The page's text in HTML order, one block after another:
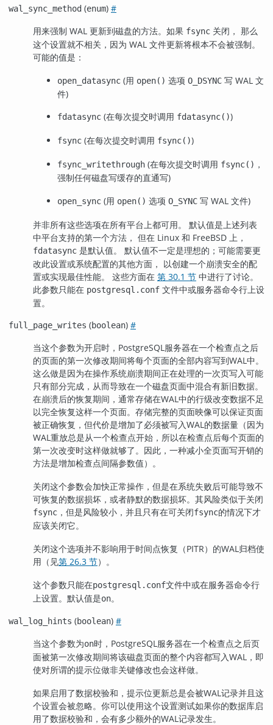
wal_sync_method (enum) #
用来强制 WAL 更新到磁盘的方法。如果 fsync 关闭， 那么
这个设置就不相关，因为 WAL 文件更新将根本不会被强制。
可能的值是：
open_datasync (用 open() 选项 O_DSYNC 写 WAL 文
件)
fdatasync (在每次提交时调用 fdatasync())
fsync (在每次提交时调用 fsync())
fsync_writethrough (在每次提交时调用 fsync() ，
强制任何磁盘写缓存的直通写)
open_sync (用 open() 选项 O_SYNC 写 WAL 文件)
并非所有这些选项在所有平台上都可用。 默认值是上述列表
中平台支持的第一个方法， 但在 Linux 和 FreeBSD 上，
fdatasync 是默认值。 默认值不一定是理想的；可能需要更
改此设置或系统配置的其他方面， 以创建一个崩溃安全的配
置或实现最佳性能。 这些方面在 第 30.1 节 中进行了讨论。
此参数只能在 postgresql.conf 文件中或服务器命令行上设
置。
full_page_writes (boolean) #
当这个参数为开启时， PostgreSQL服务器在一个检查点之后
的页面的第一次修改期间将每个页面的全部内容写到WAL中。
这么做是因为在操作系统崩溃期间正在处理的一次页写入可能
只有部分完成，从而导致在一个磁盘页面中混合有新旧数据。
在崩溃后的恢复期间，通常存储在WAL中的行级改变数据不足
以完全恢复这样一个页面。存储完整的页面映像可以保证页面
被正确恢复，但代价是增加了必须被写入WAL的数据量（因为
WAL重放总是从一个检查点开始，所以在检查点后每个页面的
第一次改变时这样做就够了。因此，一种减小全页面写开销的
方法是增加检查点间隔参数值）。
关闭这个参数会加快正常操作，但是在系统失败后可能导致不
可恢复的数据损坏，或者静默的数据损坏。其风险类似于关闭
fsync ，但是风险较小，并且只有在可关闭fsync的情况下才
应该关闭它。
关闭这个选项并不影响用于时间点恢复（PITR）的WAL归档使
用（见第 26.3 节）。
这个参数只能在postgresql.conf文件中或在服务器命令行
上设置。默认值是on。
wal_log_hints (boolean) #
当这个参数为on时， PostgreSQL服务器在一个检查点之后页
面被第一次修改期间将该磁盘页面的整个内容都写入WAL，即
使对所谓的提示位做非关键修改也会这样做。
如果启用了数据校验和，提示位更新总是会被WAL记录并且这
个设置会被忽略。你可以使用这个设置测试如果你的数据库启
用了数据校验和，会有多少额外的WAL记录发生。